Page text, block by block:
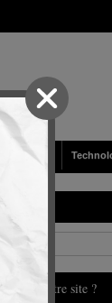
Société
aimez notre site ?